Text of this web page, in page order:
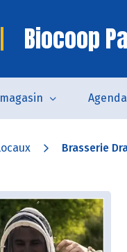
Biocoop
Agenda
Brasserie